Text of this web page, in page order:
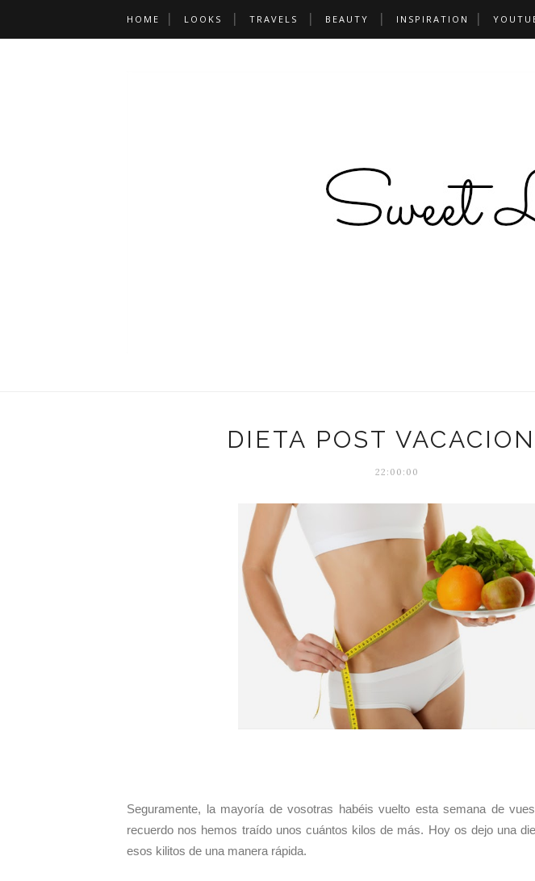
HOME LOOKS TRAVELS BEAUTY INSPIRATION
DIETA POST
22:00:00
Seguramente, la mayoría de vosotras habéis vuelto esta semana de
recuerdo nos hemos traído unos cuántos kilos de más. Hoy os dejo una
esos kilitos de una manera rápida.